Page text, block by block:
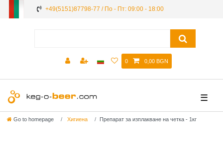
+49(5151)87798-77 / По - Пт: 09:00 - 18:00
0 0,00 BGN
☰
Go to homepage Хигиена Препарат за изплакване на четка - 1кг